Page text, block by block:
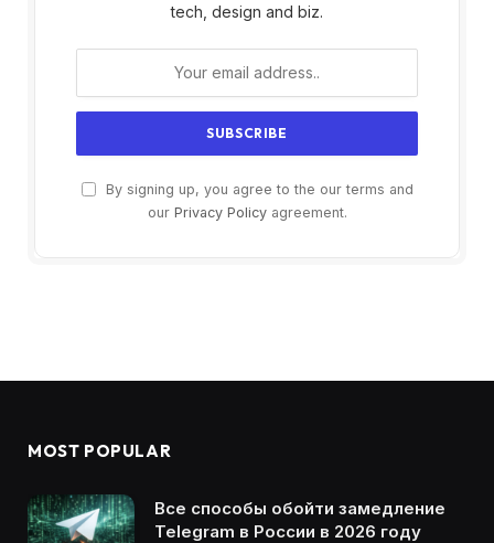
tech, design and biz.
By signing up, you agree to the our terms and
our Privacy Policyagreement.
MOST POPULAR
Все способы обойти замедление
Telegram в России в 2026 году